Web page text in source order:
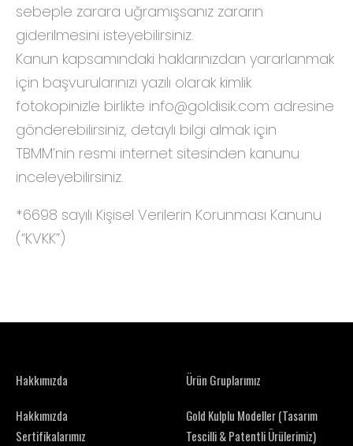
sebeple zarara uğramışsanız zararın
giderilmesini isteyebilirsiniz.
Kanun kapsamındaki haklarınızdan yararlanmak
için başvurularınızı yazılı olarak kimlik
fotokopinizle birlikte info@goldisik.com adresine
gönderebilirsiniz, detaylı bilgi almak için
TBMM’nin resmi internet sitesinden kanunu
inceleyebilirsiniz.
*6698 sayılı Kişisel Verilerin Korunması Kanunu
(“KVKK”)
Hakkımızda
Hakkımızda
Sertifikalarımız
Ürün Gruplarımız
Gold Kulplu Modeller (Tasarım
Tescilli & Patentli Ürülerimiz)